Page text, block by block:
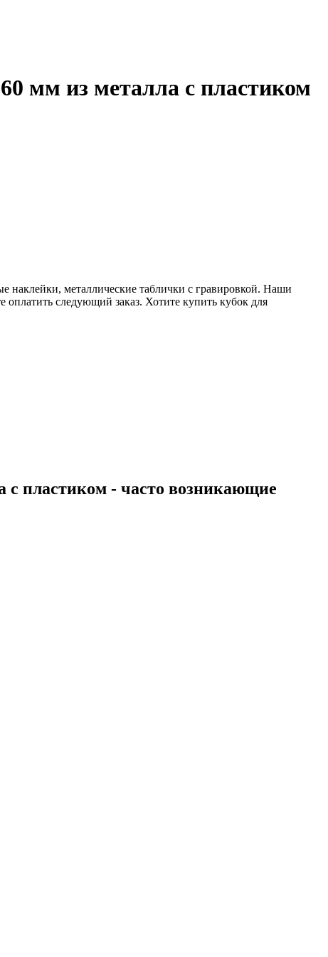
мм из металла с пластиком
наклейки, металлические таблички с гравировкой. Наши
следующий заказ. Хотите купить кубок для
пластиком - часто возникающие